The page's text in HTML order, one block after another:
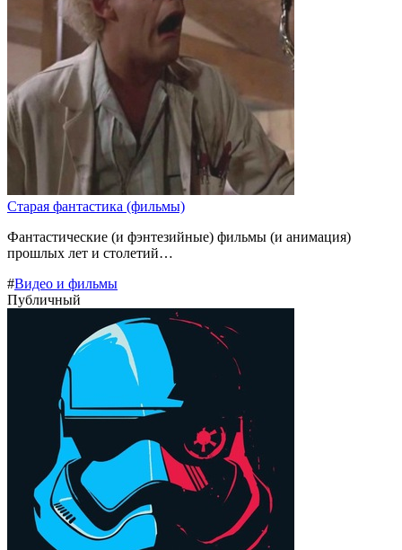
Старая фантастика (фильмы)
Фантастические (и фэнтезийные) фильмы (и анимация)
прошлых лет и столетий…
#Видео и фильмы
Публичный